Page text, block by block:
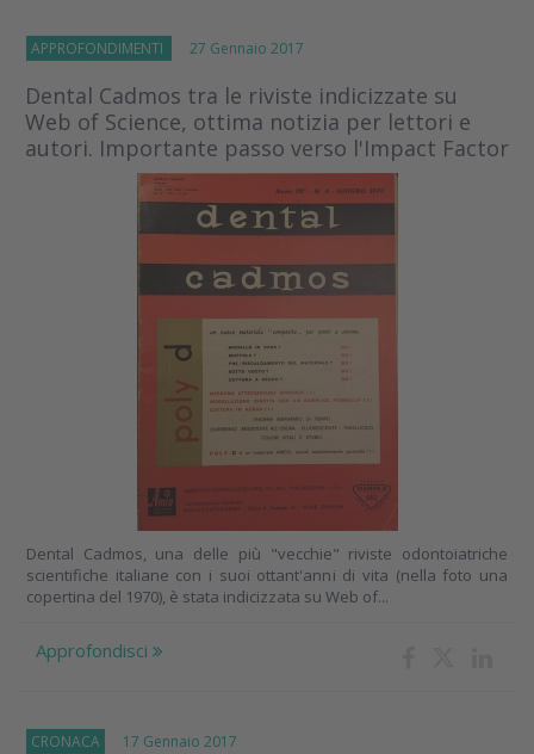
APPROFONDIMENTI 27 Gennaio 2017
Dental Cadmos tra le riviste indicizzate su
Web of Science, ottima notizia per lettori e
autori. Importante passo verso l'Impact Factor
Dental Cadmos, una delle più "vecchie" riviste odontoiatriche
scientifiche italiane con i suoi ottant'anni di vita (nella foto una
copertina del 1970), è stata indicizzata su Web of...
Approfondisci
CRONACA 17 Gennaio 2017